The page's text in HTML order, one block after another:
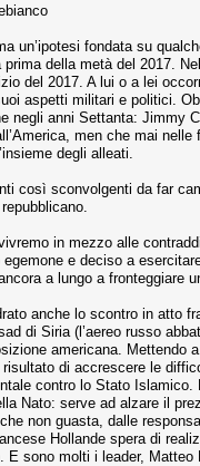
un’ipotesi fondata su
prima della metà del 2017.
del 2017. A lui o a lei
aspetti militari e politici.
negli anni Settanta: Jimmy
men che mai
degli alleati.
così sconvolgenti da far
in mezzo alle
e deciso a
a lungo a fronteggiare
anche lo scontro in atto
di Siria (l’aereo russo
americana. Mettendo
di accrescere le
contro lo Stato
Nato: serve ad alzare il
non guasta, dalle
Hollande spera di
E sono molti i leader,